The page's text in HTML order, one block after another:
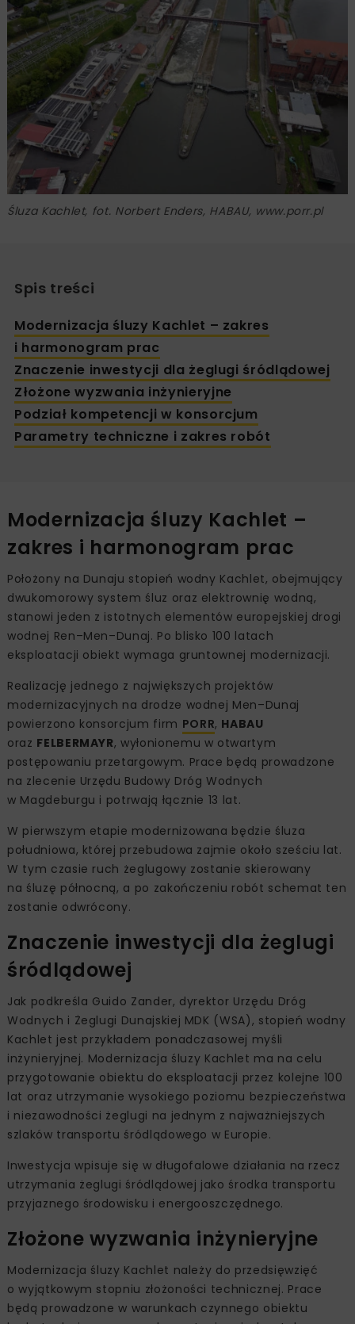
Śluza Kachlet, fot. Norbert Enders, HABAU, www.porr.pl
Spis treści
Modernizacja śluzy Kachlet – zakres
i harmonogram prac
Znaczenie inwestycji dla żeglugi śródlądowej
Złożone wyzwania inżynieryjne
Podział kompetencji w konsorcjum
Parametry techniczne i zakres robót
Modernizacja śluzy Kachlet –
zakres i harmonogram prac
Położony na Dunaju stopień wodny Kachlet, obejmujący
dwukomorowy system śluz oraz elektrownię wodną,
stanowi jeden z istotnych elementów europejskiej drogi
wodnej Ren–Men–Dunaj. Po blisko 100 latach
eksploatacji obiekt wymaga gruntownej modernizacji.
Realizację jednego z największych projektów
modernizacyjnych na drodze wodnej Men–Dunaj
powierzono konsorcjum firm PORR, HABAU
oraz FELBERMAYR, wyłonionemu w otwartym
postępowaniu przetargowym. Prace będą prowadzone
na zlecenie Urzędu Budowy Dróg Wodnych
w Magdeburgu i potrwają łącznie 13 lat.
W pierwszym etapie modernizowana będzie śluza
południowa, której przebudowa zajmie około sześciu lat.
W tym czasie ruch żeglugowy zostanie skierowany
na śluzę północną, a po zakończeniu robót schemat ten
zostanie odwrócony.
Znaczenie inwestycji dla żeglugi
śródlądowej
Jak podkreśla Guido Zander, dyrektor Urzędu Dróg
Wodnych i Żeglugi Dunajskiej MDK (WSA), stopień wodny
Kachlet jest przykładem ponadczasowej myśli
inżynieryjnej. Modernizacja śluzy Kachlet ma na celu
przygotowanie obiektu do eksploatacji przez kolejne 100
lat oraz utrzymanie wysokiego poziomu bezpieczeństwa
i niezawodności żeglugi na jednym z najważniejszych
szlaków transportu śródlądowego w Europie.
Inwestycja wpisuje się w długofalowe działania na rzecz
utrzymania żeglugi śródlądowej jako środka transportu
przyjaznego środowisku i energooszczędnego.
Złożone wyzwania inżynieryjne
Modernizacja śluzy Kachlet należy do przedsięwzięć
o wyjątkowym stopniu złożoności technicznej. Prace
będą prowadzone w warunkach czynnego obiektu